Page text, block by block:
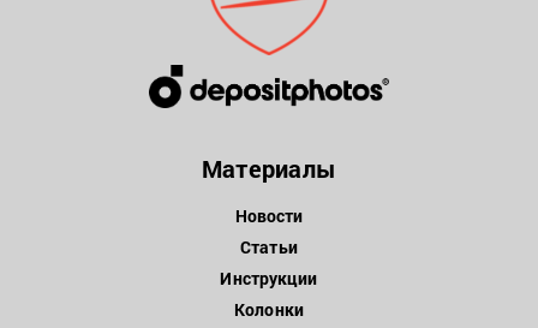
Материалы
Новости
Статьи
Инструкции
Колонки